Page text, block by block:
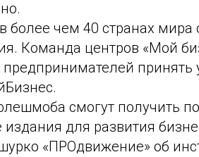
более чем 40 странах
Команда центров «Мой
смогут получить
для развития
«ПРОдвижение» об